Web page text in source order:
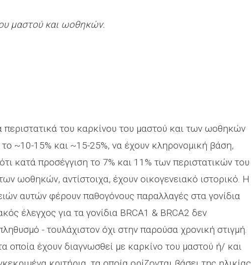
μαστού και ωοθηκών.
περιστατικά του καρκίνου του μαστού και των ωοθηκών
το ~10-15% και ~15-25%, να έχουν κληρονομική βάση,
κατά προσέγγιση το 7% και 11% των περιστατικών του
ωοθηκών, αντίστοιχα, έχουν οικογενειακό ιστορικό. Η
αυτών φέρουν παθογόνους παραλλαγές στα γονίδια
έλεγχος για τα γονίδια BRCΑ1 & BRCΑ2 δεν
- τουλάχιστον όχι στην παρούσα χρονική στιγμή.
οποία έχουν διαγνωσθεί με καρκίνο του μαστού ή/ και